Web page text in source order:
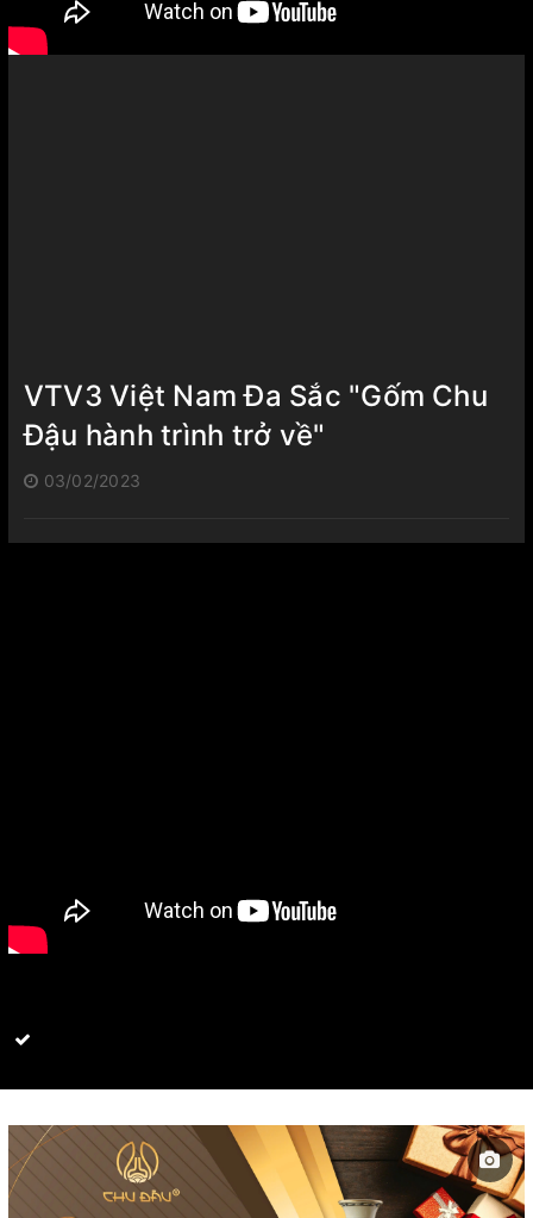
VTV3 Việt Nam Đa Sắc "Gốm Chu
Đậu hành trình trở về"
03/02/2023